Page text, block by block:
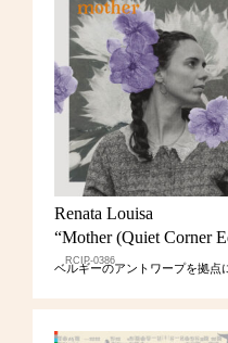
Renata Louisa
“Mother (Quiet Corner
ベルギーのアントワープを拠点
RCIP-0386